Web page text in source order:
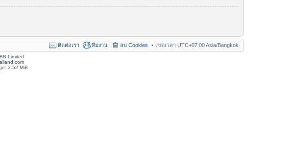
เขตเวลา UTC+07:00 Asia/Bangkok
ลบ Cookies
ทีมงาน
ติดต่อเรา
Limited
3.52 MiB